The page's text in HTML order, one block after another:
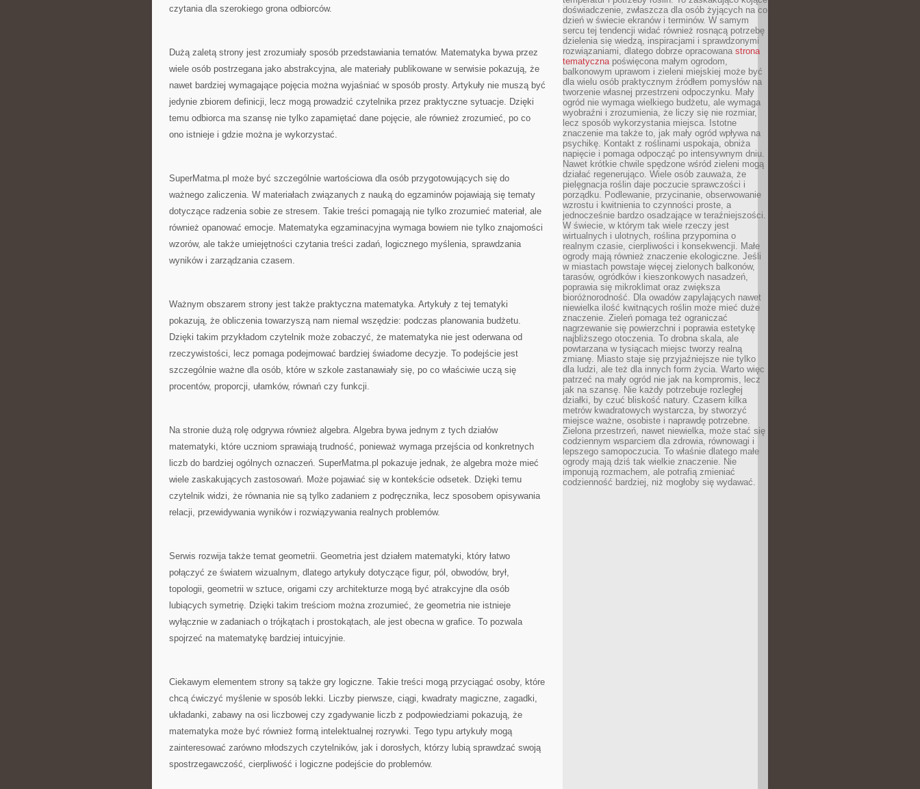
czytania dla szerokiego grona odbiorców.
Dużą zaletą strony jest zrozumiały sposób przedstawiania tematów. Matematyka bywa przez
wiele osób postrzegana jako abstrakcyjna, ale materiały publikowane w serwisie pokazują, że
nawet bardziej wymagające pojęcia można wyjaśniać w sposób prosty. Artykuły nie muszą być
jedynie zbiorem definicji, lecz mogą prowadzić czytelnika przez praktyczne sytuacje. Dzięki
temu odbiorca ma szansę nie tylko zapamiętać dane pojęcie, ale również zrozumieć, po co
ono istnieje i gdzie można je wykorzystać.
SuperMatma.pl może być szczególnie wartościowa dla osób przygotowujących się do
ważnego zaliczenia. W materiałach związanych z nauką do egzaminów pojawiają się tematy
dotyczące radzenia sobie ze stresem. Takie treści pomagają nie tylko zrozumieć materiał, ale
również opanować emocje. Matematyka egzaminacyjna wymaga bowiem nie tylko znajomości
wzorów, ale także umiejętności czytania treści zadań, logicznego myślenia, sprawdzania
wyników i zarządzania czasem.
Ważnym obszarem strony jest także praktyczna matematyka. Artykuły z tej tematyki
pokazują, że obliczenia towarzyszą nam niemal wszędzie: podczas planowania budżetu.
Dzięki takim przykładom czytelnik może zobaczyć, że matematyka nie jest oderwana od
rzeczywistości, lecz pomaga podejmować bardziej świadome decyzje. To podejście jest
szczególnie ważne dla osób, które w szkole zastanawiały się, po co właściwie uczą się
procentów, proporcji, ułamków, równań czy funkcji.
Na stronie dużą rolę odgrywa również algebra. Algebra bywa jednym z tych działów
matematyki, które uczniom sprawiają trudność, ponieważ wymaga przejścia od konkretnych
liczb do bardziej ogólnych oznaczeń. SuperMatma.pl pokazuje jednak, że algebra może mieć
wiele zaskakujących zastosowań. Może pojawiać się w kontekście odsetek. Dzięki temu
czytelnik widzi, że równania nie są tylko zadaniem z podręcznika, lecz sposobem opisywania
relacji, przewidywania wyników i rozwiązywania realnych problemów.
Serwis rozwija także temat geometrii. Geometria jest działem matematyki, który łatwo
połączyć ze światem wizualnym, dlatego artykuły dotyczące figur, pól, obwodów, brył,
topologii, geometrii w sztuce, origami czy architekturze mogą być atrakcyjne dla osób
lubiących symetrię. Dzięki takim treściom można zrozumieć, że geometria nie istnieje
wyłącznie w zadaniach o trójkątach i prostokątach, ale jest obecna w grafice. To pozwala
spojrzeć na matematykę bardziej intuicyjnie.
Ciekawym elementem strony są także gry logiczne. Takie treści mogą przyciągać osoby, które
chcą ćwiczyć myślenie w sposób lekki. Liczby pierwsze, ciągi, kwadraty magiczne, zagadki,
układanki, zabawy na osi liczbowej czy zgadywanie liczb z podpowiedziami pokazują, że
matematyka może być również formą intelektualnej rozrywki. Tego typu artykuły mogą
zainteresować zarówno młodszych czytelników, jak i dorosłych, którzy lubią sprawdzać swoją
spostrzegawczość, cierpliwość i logiczne podejście do problemów.
doświadczenie, zwłaszcza dla osób żyjących na co
dzień w świecie ekranów i terminów. W samym
sercu tej tendencji widać również rosnącą potrzebę
dzielenia się wiedzą, inspiracjami i sprawdzonymi
rozwiązaniami, dlatego dobrze opracowana strona
tematycznapoświęcona małym ogrodom,
balkonowym uprawom i zieleni miejskiej może być
dla wielu osób praktycznym źródłem pomysłów na
tworzenie własnej przestrzeni odpoczynku. Mały
ogród nie wymaga wielkiego budżetu, ale wymaga
wyobraźni i zrozumienia, że liczy się nie rozmiar,
lecz sposób wykorzystania miejsca. Istotne
znaczenie ma także to, jak mały ogród wpływa na
psychikę. Kontakt z roślinami uspokaja, obniża
napięcie i pomaga odpocząć po intensywnym dniu.
Nawet krótkie chwile spędzone wśród zieleni mogą
działać regenerująco. Wiele osób zauważa, że
pielęgnacja roślin daje poczucie sprawczości i
porządku. Podlewanie, przycinanie, obserwowanie
wzrostu i kwitnienia to czynności proste, a
jednocześnie bardzo osadzające w teraźniejszości.
W świecie, w którym tak wiele rzeczy jest
wirtualnych i ulotnych, roślina przypomina o
realnym czasie, cierpliwości i konsekwencji. Małe
ogrody mają również znaczenie ekologiczne. Jeśli
w miastach powstaje więcej zielonych balkonów,
tarasów, ogródków i kieszonkowych nasadzeń,
poprawia się mikroklimat oraz zwiększa
bioróżnorodność. Dla owadów zapylających nawet
niewielka ilość kwitnących roślin może mieć duże
znaczenie. Zieleń pomaga też ograniczać
nagrzewanie się powierzchni i poprawia estetykę
najbliższego otoczenia. To drobna skala, ale
powtarzana w tysiącach miejsc tworzy realną
zmianę. Miasto staje się przyjaźniejsze nie tylko
dla ludzi, ale też dla innych form życia. Warto więc
patrzeć na mały ogród nie jak na kompromis, lecz
jak na szansę. Nie każdy potrzebuje rozległej
działki, by czuć bliskość natury. Czasem kilka
metrów kwadratowych wystarcza, by stworzyć
miejsce ważne, osobiste i naprawdę potrzebne.
Zielona przestrzeń, nawet niewielka, może stać się
codziennym wsparciem dla zdrowia, równowagi i
lepszego samopoczucia. To właśnie dlatego małe
ogrody mają dziś tak wielkie znaczenie. Nie
imponują rozmachem, ale potrafią zmieniać
codzienność bardziej, niż mogłoby się wydawać.